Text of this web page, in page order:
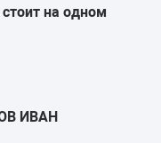
на одном
ИВАН